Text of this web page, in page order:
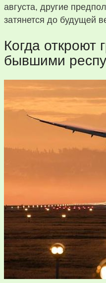
августа, другие
затянется до будущей
Когда откроют
бывшими